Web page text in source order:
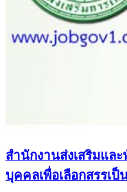
สำนักงานส่งเสริมแล
บุคคลเพื่อเลือกสรรเ